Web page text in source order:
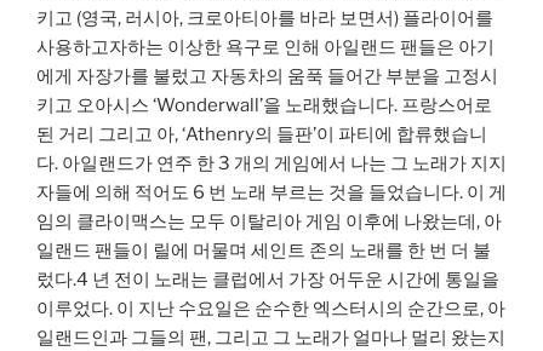
키고 (영국, 러시아, 크로아티아를 바라 보면서) 플라이어를
사용하고자하는 이상한 욕구로 인해 아일랜드 팬들은 아기
에게 자장가를 불렀고 자동차의 움푹 들어간 부분을 고정시
키고 오아시스 ‘Wonderwall’을 노래했습니다. 프랑스어로
된 거리 그리고 아, ‘Athenry의 들판’이 파티에 합류했습니
다. 아일랜드가 연주 한 3 개의 게임에서 나는 그 노래가 지지
자들에 의해 적어도 6 번 노래 부르는 것을 들었습니다. 이 게
임의 클라이맥스는 모두 이탈리아 게임 이후에 나왔는데, 아
일랜드 팬들이 릴에 머물며 세인트 존의 노래를 한 번 더 불
렀다.4 년 전이 노래는 클럽에서 가장 어두운 시간에 통일을
이루었다. 이 지난 수요일은 순수한 엑스터시의 순간으로, 아
일랜드인과 그들의 팬, 그리고 그 노래가 얼마나 멀리 왔는지